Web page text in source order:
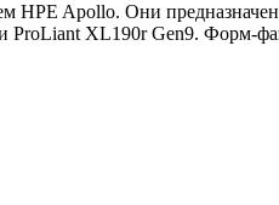
HPE Apollo. Они
XL190r Gen9. Форм-